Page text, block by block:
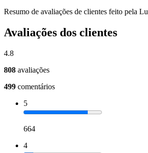
Resumo de avaliações de clientes feito pela Lu
Avaliações dos clientes
4.8
808 avaliações
499 comentários
5
664
4